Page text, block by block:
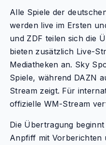
Alle Spiele der
werden live im Ersten
und ZDF teilen sich die
bieten zusätzlich Live-
Mediatheken an. Sky
Spiele, während DAZN
Stream zeigt. Für
offizielle WM-Stream
Die Übertragung
Anpfiff mit Vorberichten